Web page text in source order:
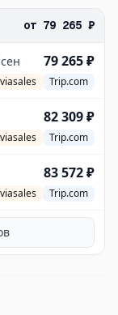
от 79 265 ₽
79 265 ₽
Trip.com
82 309 ₽
Trip.com
83 572 ₽
Trip.com